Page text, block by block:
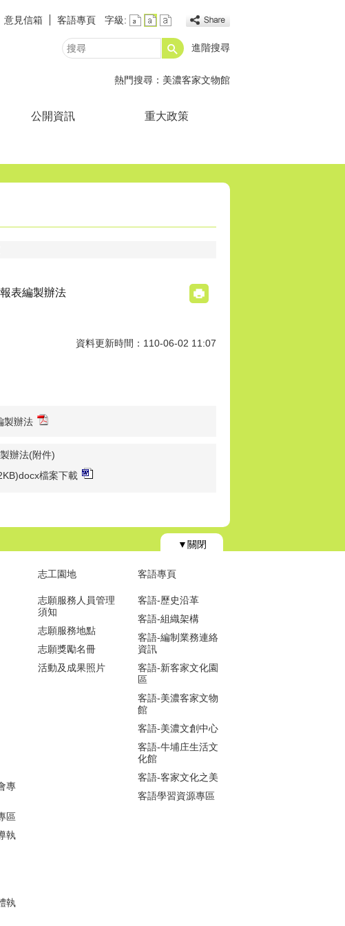
意見信箱 客語專頁 字級:
搜
進階搜尋
熱門搜尋： 美濃客家文物館
公開資訊 重大政策
表編製辦法
資料更新時間：110-06-02 11:07
製辦法
辦法(附件)
檔案下載
▼關閉
專
區
執
執
志工園地
志願服務人員管理
須知
志願服務地點
志願獎勵名冊
活動及成果照片
客語專頁
客語-歷史沿革
客語-組織架構
客語-編制業務連絡
資訊
客語-新客家文化園
區
客語-美濃客家文物
館
客語-美濃文創中心
客語-牛埔庄生活文
化館
客語-客家文化之美
客語學習資源專區